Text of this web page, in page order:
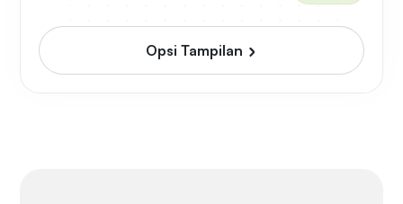
Opsi Tampilan